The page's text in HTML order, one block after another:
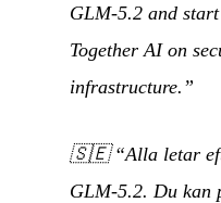
GLM-5.2 and
Together AI on
infrastructure.”
🇸🇪“Alla letar
GLM-5.2. Du kan